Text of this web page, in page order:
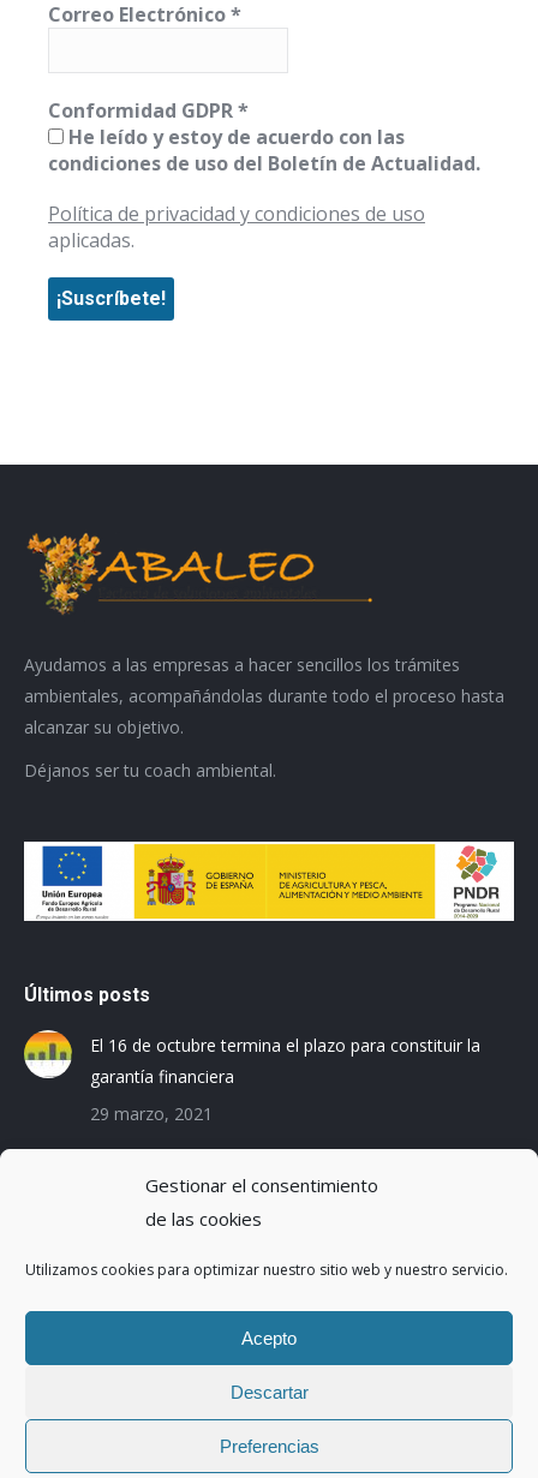
Gestionar el consentimiento
de las cookies
Utilizamos cookies para optimizar nuestro sitio web y nuestro servicio.
Acepto
Descartar
Preferencias
Correo Electrónico*
Conformidad GDPR*
He leído y estoy de acuerdo con las
condiciones de uso del Boletín de Actualidad.
Política de privacidad y condiciones de uso
aplicadas.
Ayudamos a las empresas a hacer sencillos los trámites
ambientales, acompañándolas durante todo el proceso hasta
alcanzar su objetivo.
Déjanos ser tu coach ambiental.
Últimos posts
El 16 de octubre termina el plazo para constituir la
garantía financiera
29 marzo, 2021
de la Huella de Carbono
3 diciembre, 2019
Reduciendo la Huella Hídrica en una planta de
montaje de coches
Copyright ©2017 | Abaleo S.L. | Todos los derechos reservados.